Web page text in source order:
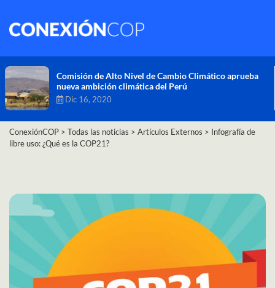
Comisión de Alto Nivel de Cambio Climático aprueba
nueva ambición climática del Perú
Dic 16, 2020
ConexiónCOP > Todas las noticias > Artículos Externos > Infografía de
libre uso: ¿Qué es la COP21?